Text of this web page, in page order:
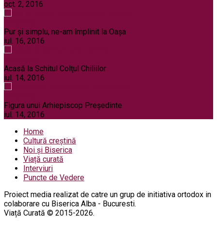
oct. 2, 2016
Pur şi simplu, ne-am împlinit la Oaşa
iul. 16, 2016
Acasă la Schitul Colţul Chiliilor
iul. 14, 2016
Figura unui Arhiepiscop Preşedinte
iul. 14, 2016
Home
Cultură creștină
Noi și Biserica
Viață curată
Interviuri
Puncte de Vedere
Proiect media realizat de catre un grup de initiativa ortodox in
colaborare cu Biserica Alba - Bucuresti.
Viață Curată © 2015-2026.